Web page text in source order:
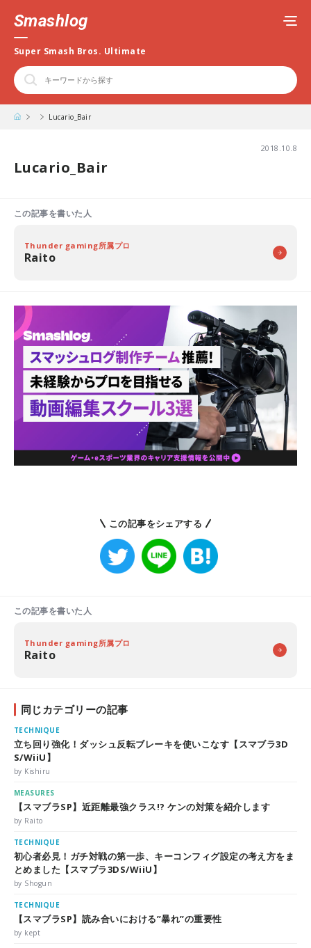
Smashlog
Super Smash Bros. Ultimate
Lucario_Bair
2018.10.8
Lucario_Bair
この記事を書いた人
Thunder gaming所属プロ
Raito
この記事をシェアする
この記事を書いた人
Thunder gaming所属プロ
Raito
同じカテゴリーの記事
TECHNIQUE
立ち回り強化！ダッシュ反転ブレーキを使いこなす【スマブラ3D
S/WiiU】
by Kishiru
MEASURES
【スマブラSP】近距離最強クラス!? ケンの対策を紹介します
by Raito
TECHNIQUE
初心者必見！ガチ対戦の第一歩、キーコンフィグ設定の考え方をま
とめました【スマブラ3DS/WiiU】
by Shogun
TECHNIQUE
【スマブラSP】読み合いにおける”暴れ”の重要性
by kept